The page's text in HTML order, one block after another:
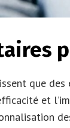
que des
et